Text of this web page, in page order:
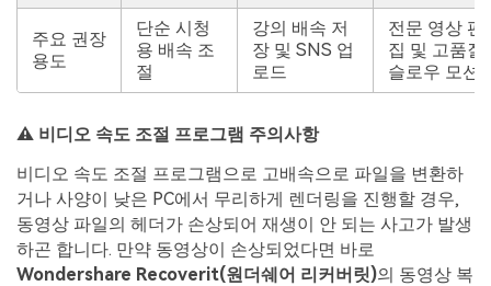
주요 권장
용도
단순 시청
용 배속 조
절
강의 배속 저
장 및 SNS 업
로드
전문 영상 편
집 및 고품질
슬로우 모션
⚠️ 비디오 속도 조절 프로그램 주의사항
비디오 속도 조절 프로그램으로 고배속으로 파일을 변환하
거나 사양이 낮은 PC에서 무리하게 렌더링을 진행할 경우,
동영상 파일의 헤더가 손상되어 재생이 안 되는 사고가 발생
하곤 합니다. 만약 동영상이 손상되었다면 바로
Wondershare Recoverit(원더쉐어 리커버릿)의 동영상 복